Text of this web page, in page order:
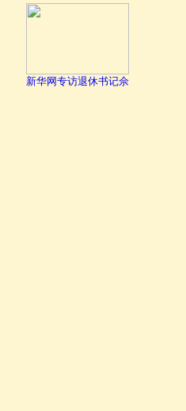
新华网专访退休书记佘